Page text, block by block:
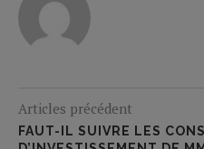
Articles précédent
FAUT-IL SUIVRE LES